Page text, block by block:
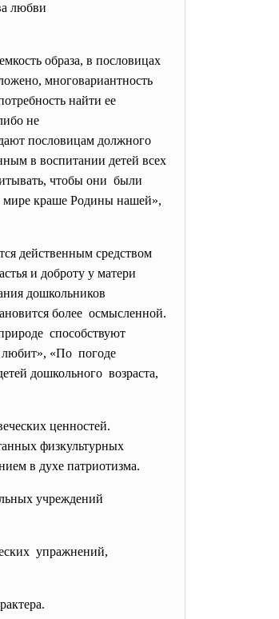
любви
образа, в пословицах
многовариантность
найти ее
не
пословицам должного
в воспитании детей всех
чтобы они были
мире краше Родины нашей»,
действенным средством
и доброту у матери
дошкольников
более осмысленной.
способствуют
любит», «По погоде
дошкольного возраста,
ценностей.
физкультурных
в духе патриотизма.
учреждений
упражнений,